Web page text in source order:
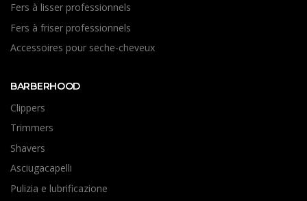
Fers à lisser professionnels
Fers à friser professionnels
Accessoires pour seche-cheveux
BARBERHOOD
Clippers
Trimmers
Shavers
Asciugacapelli
Pulizia e lubrificazione